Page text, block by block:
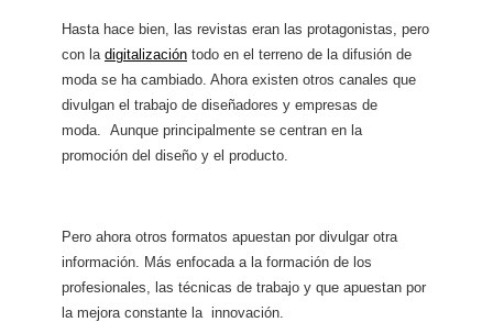
Hasta hace bien, las revistas eran las protagonistas, pero
con la digitalización todo en el terreno de la difusión de
moda se ha cambiado. Ahora existen otros canales que
divulgan el trabajo de diseñadores y empresas de
moda. Aunque principalmente se centran en la
promoción del diseño y el producto.
Pero ahora otros formatos apuestan por divulgar otra
información. Más enfocada a la formación de los
profesionales, las técnicas de trabajo y que apuestan por
la mejora constante la innovación.